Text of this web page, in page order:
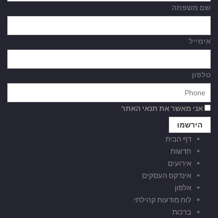
שם משפחה
אימייל
טלפון
אני מאשר את תנאי האתר
דף הבית
חדשות
אירועים
אינדקס העסקים
אלפון
לוח מודעות קהילתי
ברכות